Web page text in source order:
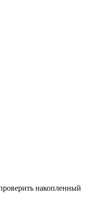
накопленный